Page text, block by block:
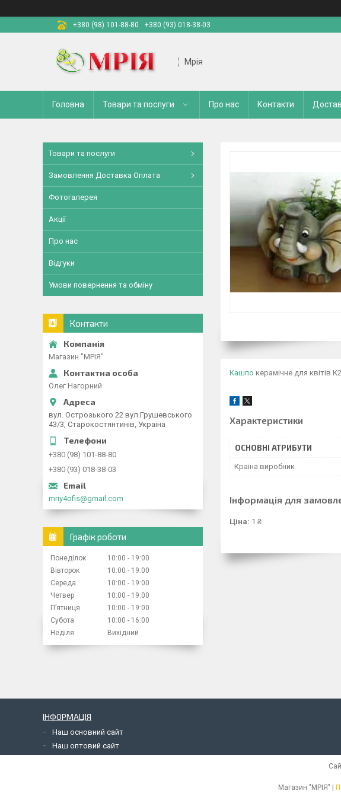
+380 (98) 101-88-80
+380 (93) 018-38-03
Мрія
Головна Товари та послуги Про нас Контакти
Кашпо керамічне для квітів
Характеристики
ОСНОВНІ АТРИБУТИ
Країна виробник
Інформація для
Ціна: 1 ₴
Товари та послуги
Замовлення Доставка Оплата
Фотогалерея
Акції
Про нас
Відгуки
Умови повернення та обміну
Контакти
Магазин "МРІЯ"
Олег Нагорний
вул. Острозького 22 вул.Грушевського
43/3, Старокостянтинів, Україна
+380 (98) 101-88-80
+380 (93) 018-38-03
mriy4ofis@gmail.com
Графік роботи
Понеділок 10:00
19:00
Вівторок
10:00
19:00
Середа
10:00
19:00
Четвер
10:00
19:00
Пʼятниця
10:00
19:00
Субота
10:00
16:00
Неділя
Вихідний
ІНФОРМАЦІЯ
Наш основний сайт
Наш оптовий сайт